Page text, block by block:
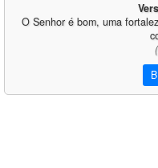
O Senhor é bom, uma